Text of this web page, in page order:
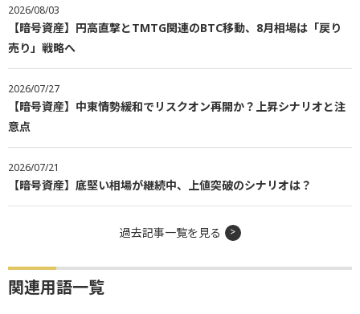
2026/08/03
【暗号資産】円高直撃とTMTG関連のBTC移動、8月相場は「戻り
売り」戦略へ
2026/07/27
【暗号資産】中東情勢緩和でリスクオン再開か？上昇シナリオと注
意点
2026/07/21
【暗号資産】底堅い相場が継続中、上値突破のシナリオは？
過去記事一覧を見る
関連用語一覧